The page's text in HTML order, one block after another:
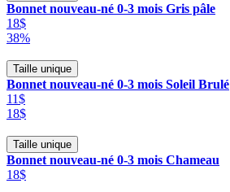
Bonnet nouveau-né 0-3 mois Gris pâle
18$
38%
Taille unique
Bonnet nouveau-né 0-3 mois Soleil Brulé
11$
18$
Taille unique
Bonnet nouveau-né 0-3 mois Chameau
18$